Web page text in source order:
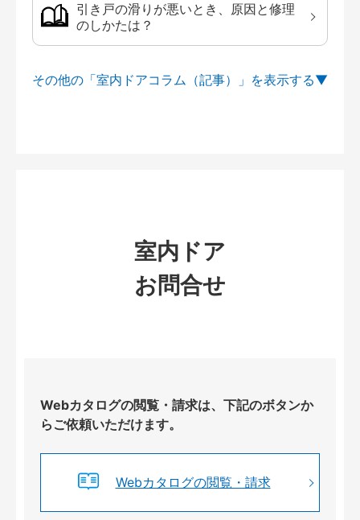
引き戸の滑りが悪いとき、原因と修理
のしかたは？
その他の「室内ドアコラム（記事）」を
室内ドア
お問合せ
Webカタログの閲覧・請求は、下記のボタンか
らご依頼いただけます。
Webカタログの閲覧・請求